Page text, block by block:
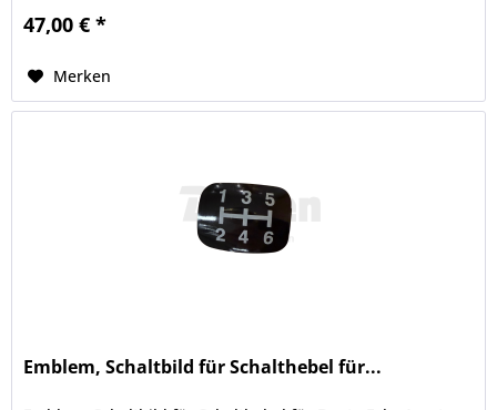
47,00 € *
Merken
Emblem, Schaltbild für Schalthebel für...